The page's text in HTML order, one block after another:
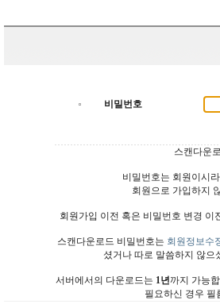
비밀번호
스캔다운
비밀번호는 회원이시
회원으로 가입하지
회원가입 이전 혹은 비밀번호 변경
스캔다운로드 비밀번호는 회원정보수
셨거나 따로 말씀하지 않으
서버에서의 다운로드는 1년까지 가능
필요하신 경우 필